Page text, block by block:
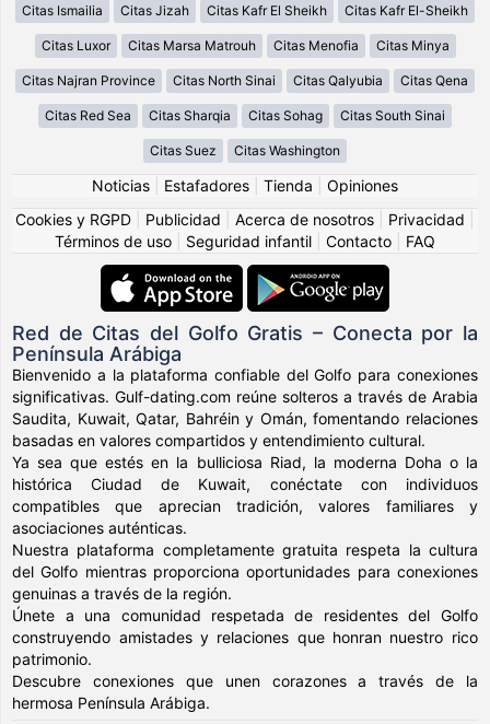
Citas Ismailia Citas Jizah Citas Kafr El Sheikh Citas Kafr El-Sheikh
Citas Luxor Citas Marsa Matrouh Citas Menofia Citas Minya
Citas Najran Province Citas North Sinai Citas Qalyubia Citas Qena
Citas Red Sea Citas Sharqia Citas Sohag Citas South Sinai
Citas Suez Citas Washington
Noticias Estafadores Tienda
Opiniones
Cookies y RGPD
Publicidad Acerca de nosotros Privacidad
Términos de uso
Seguridad infantil Contacto FAQ
Red de Citas del Golfo Gratis – Conecta por la
Península Arábiga
Bienvenido a la plataforma confiable del Golfo para conexiones
significativas. Gulf-dating.com reúne solteros a través de Arabia
Saudita, Kuwait, Qatar, Bahréin y Omán, fomentando relaciones
basadas en valores compartidos y entendimiento cultural.
Ya sea que estés en la bulliciosa Riad, la moderna Doha o la
histórica Ciudad de Kuwait, conéctate con individuos
compatibles que aprecian tradición, valores familiares y
asociaciones auténticas.
Nuestra plataforma completamente gratuita respeta la cultura
del Golfo mientras proporciona oportunidades para conexiones
genuinas a través de la región.
Únete a una comunidad respetada de residentes del Golfo
construyendo amistades y relaciones que honran nuestro rico
patrimonio.
Descubre conexiones que unen corazones a través de la
hermosa Península Arábiga.